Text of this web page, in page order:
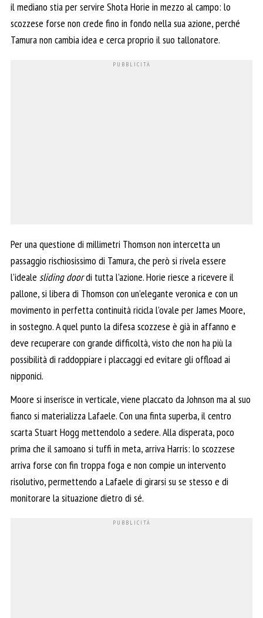
il mediano stia per servire Shota Horie in mezzo al campo: lo
scozzese forse non crede fino in fondo nella sua azione, perché
Tamura non cambia idea e cerca proprio il suo tallonatore.
Per una questione di millimetri Thomson non intercetta un
passaggio rischiosissimo di Tamura, che però si rivela essere
l’ideale sliding doordi tutta l’azione. Horie riesce a ricevere il
pallone, si libera di Thomson con un’elegante veronica e con un
movimento in perfetta continuità ricicla l’ovale per James Moore,
in sostegno. A quel punto la difesa scozzese è già in affanno e
deve recuperare con grande difficoltà, visto che non ha più la
possibilità di raddoppiare i placcaggi ed evitare gli offload ai
nipponici.
Moore si inserisce in verticale, viene placcato da Johnson ma al suo
fianco si materializza Lafaele. Con una finta superba, il centro
scarta Stuart Hogg mettendolo a sedere. Alla disperata, poco
prima che il samoano si tuffi in meta, arriva Harris: lo scozzese
arriva forse con fin troppa foga e non compie un intervento
risolutivo, permettendo a Lafaele di girarsi su se stesso e di
monitorare la situazione dietro di sé.